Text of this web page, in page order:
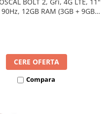
90Hz, 12GB RAM (3GB + 9GB
CERE OFERTA
Compara